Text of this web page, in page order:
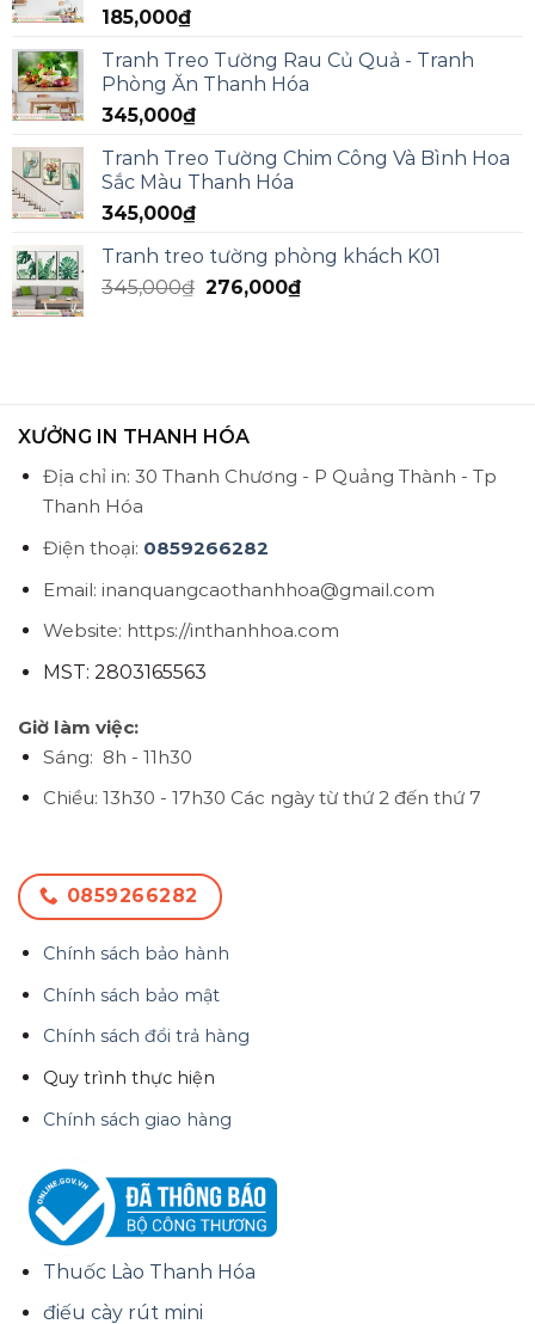
185,000₫
Tranh Treo Tường Rau Củ Quả - Tranh
Phòng Ăn Thanh Hóa
345,000₫
Tranh Treo Tường Chim Công Và Bình Hoa
Sắc Màu Thanh Hóa
345,000₫
Tranh treo tường phòng khách K01
345,000₫ 276,000₫
XƯỞNG IN THANH HÓA
Địa chỉ in: 30 Thanh Chương - P Quảng Thành - Tp
Thanh Hóa
Điện thoại: 0859266282
Email: inanquangcaothanhhoa@gmail.com
Website: https://inthanhhoa.com
MST: 2803165563
Giờ làm việc:
Sáng: 8h - 11h30
Chiều: 13h30 - 17h30 Các ngày từ thứ 2 đến thứ 7
0859266282
Chính sách bảo hành
Chính sách bảo mật
Chính sách đổi trả hàng
Quy trình thực hiện
Chính sách giao hàng
Thuốc Lào Thanh Hóa
điếu cày rút mini